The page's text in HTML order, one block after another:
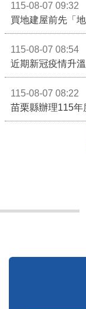
115-08-07 09:32
115-08-07 08:54
115-08-07 08:22